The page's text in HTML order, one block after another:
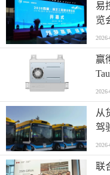
易
览
嬴
加
从
驾
无
联